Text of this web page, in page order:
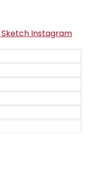
Sketch Instagram